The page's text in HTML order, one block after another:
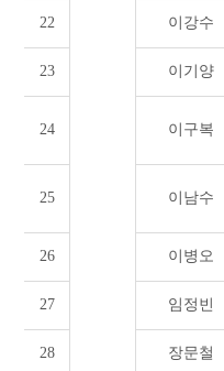
22 이강수
23 이기양
24 이구복
25 이남수
26 이병오
27 임정빈
28 장문철